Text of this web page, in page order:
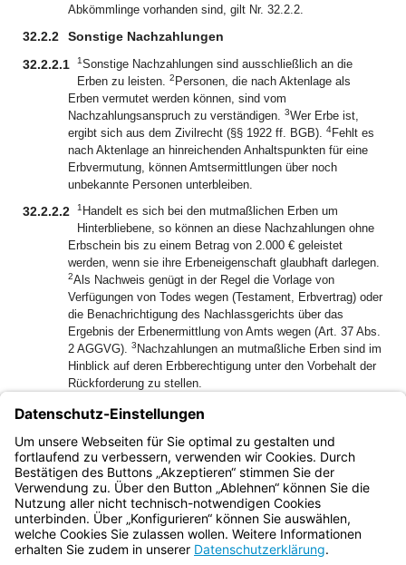
Abkömmlinge vorhanden sind, gilt Nr. 32.2.2.
32.2.2
Sonstige Nachzahlungen
32.2.2.1
1Sonstige Nachzahlungen sind ausschließlich an die
Erben zu leisten. 2 Personen, die nach Aktenlage als
Erben vermutet werden können, sind vom
Nachzahlungsanspruch zu verständigen. 3Wer Erbe ist,
ergibt sich aus dem Zivilrecht (§§ 1922 ff. BGB). 4Fehlt es
nach Aktenlage an hinreichenden Anhaltspunkten für eine
Erbvermutung, können Amtsermittlungen über noch
unbekannte Personen unterbleiben.
32.2.2.2 1 Handelt es sich bei den mutmaßlichen Erben um
Hinterbliebene, so können an diese Nachzahlungen ohne
Erbschein bis zu einem Betrag von 2.000 € geleistet
werden, wenn sie ihre Erbeneigenschaft glaubhaft darlegen.
2Als Nachweis genügt in der Regel die Vorlage von
Verfügungen von Todes wegen (Testament, Erbvertrag) oder
die Benachrichtigung des Nachlassgerichts über das
Ergebnis der Erbenermittlung von Amts wegen (Art. 37 Abs.
2 AGGVG). 3 Nachzahlungen an mutmaßliche Erben sind im
Hinblick auf deren Erbberechtigung unter den Vorbehalt der
Rückforderung zu stellen.
32.2.2.3 Nachzahlungen ab einem Betrag von 2.000 € sind nur
gegen Vorlage einer amtlichen Bescheinigung (Erbschein)
zu leisten, die den öffentlichen Glauben an deren Richtigkeit
begründet (§ 2366 BGB).
Bayern.de
BayernPortal